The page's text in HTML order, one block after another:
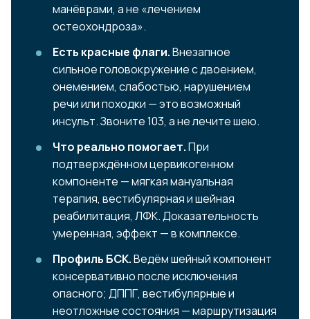
манёврами, а не «лечением
остеохондроза».
Есть красные флаги.Внезапное
сильное головокружение с двоением,
онемением, слабостью, нарушением
речи или походки — это возможный
инсульт. Звоните 103, а не лечите шею.
Что реально помогает.При
подтверждённом цервикогенном
компоненте — мягкая мануальная
терапия, вестибулярная и шейная
реабилитация, ЛФК. Доказательность
умеренная, эффект — в комплексе.
Профиль БСК.Ведём шейный компонент
консервативно после исключения
опасного; ДППГ, вестибулярные и
неотложные состояния — маршрутизация